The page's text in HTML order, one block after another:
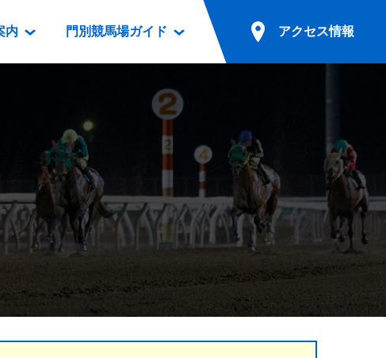
・級別表ダウンロード
開催カレンダー
重賞競走体系図
スタリオンシリーズ競走
道内の発売情報(PDF)
ト
内
電話・インターネット投票
場外発売所
実況・テレホンサービス
発売・払戻
門別競馬場ガイド
メ
ジンギスカン
フードカフェ
アクセス情報
無料送迎バスでのご来場
公共の交通機関でのご来場